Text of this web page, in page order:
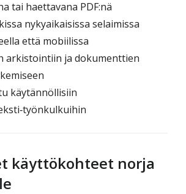
tai haettavana PDF:nä
nykyaikaisissa selaimissa
että mobiilissa
arkistointiin ja dokumenttien
käytännöllisiin
käyttökohteet norja